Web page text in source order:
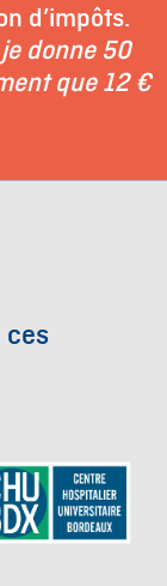
d’impôts.
donne 50
que 12 €
ces